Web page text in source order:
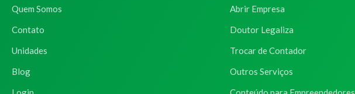
Quem Somos
Contato
Unidades
Blog
Abrir Empresa
Doutor Legaliza
Trocar de Contador
Outros Serviços